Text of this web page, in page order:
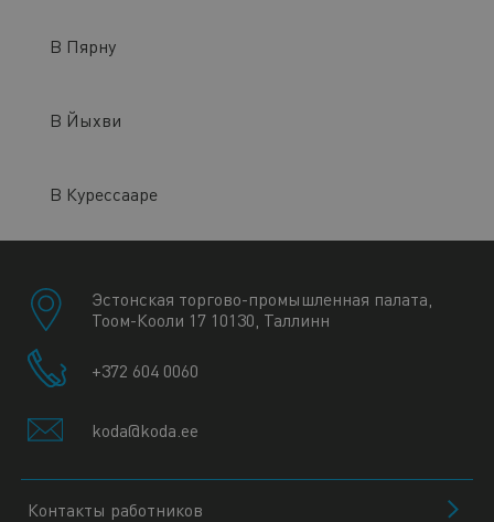
В Пярну
В Йыхви
В Курессааре
Эстонская торгово-промышленная палата,
Тоом-Кооли 17 10130, Таллинн
+372 604 0060
koda@koda.ee
Контакты работников